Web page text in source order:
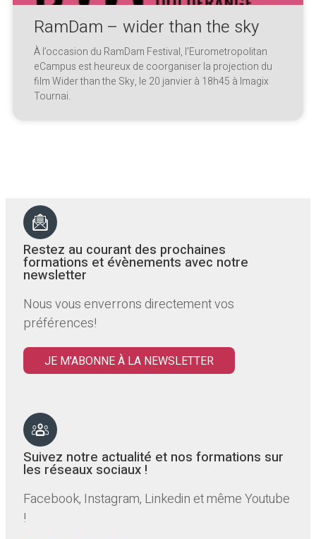
RamDam – wider than the sky
À l’occasion du RamDam Festival, l’Eurometropolitan
eCampus est heureux de coorganiser la projection du
film Wider than the Sky, le 20 janvier à 18h45 à Imagix
Tournai.
Restez au courant des prochaines
formations et évènements avec notre
newsletter
Nous vous enverrons directement vos
préférences!
JE M'ABONNE À LA NEWSLETTER
Suivez notre actualité et nos formations sur
les réseaux sociaux !
Facebook, Instagram, Linkedin et même Youtube
!